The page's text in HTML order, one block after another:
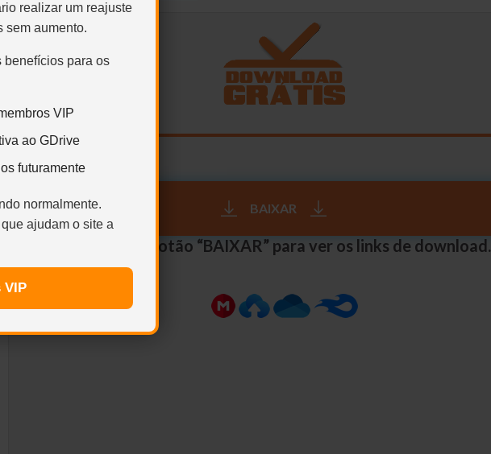
realizar um reajuste
sem aumento.
benefícios para os
VIP
ao GDrive
futuramente
normalmente.
ajudam o site a
VIP
BAIXAR
Clique no botão “BAIXAR” para ver os links de download.